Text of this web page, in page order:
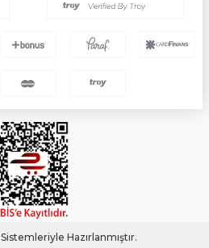
Sistemleriyle Hazırlanmıştır.